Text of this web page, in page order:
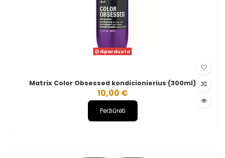
Išparduota
Matrix Color Obsessed kondicionierius (300ml)
10,00 €
Peržiūrėti